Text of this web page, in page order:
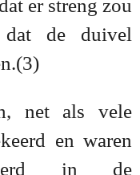
er streng zou
dat de duivel
(3)
net als vele
en waren
in de